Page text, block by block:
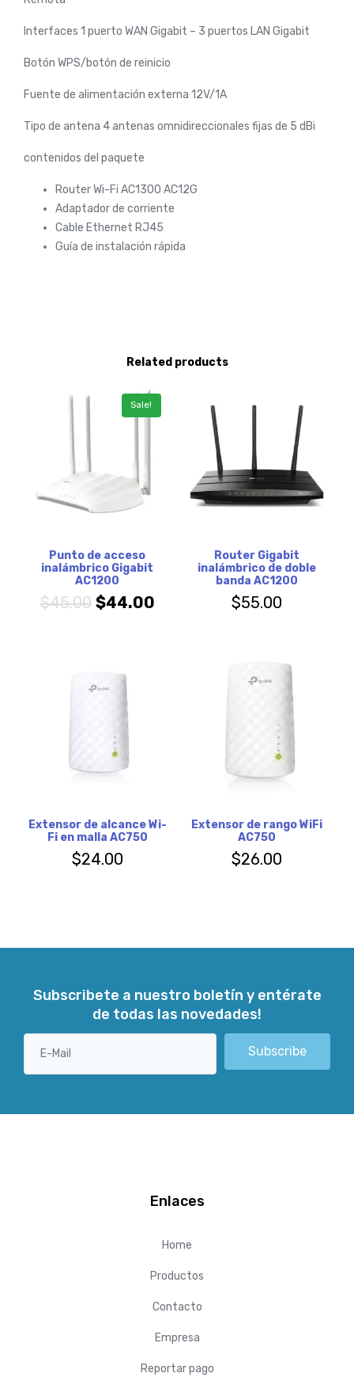
Interfaces 1 puerto WAN Gigabit – 3 puertos LAN Gigabit
Botón WPS/botón de reinicio
Fuente de alimentación externa 12V/1A
Tipo de antena 4 antenas omnidireccionales fijas de 5 dBi
contenidos del paquete
Router Wi-Fi AC1300 AC12G
Adaptador de corriente
Cable Ethernet RJ45
Guía de instalación rápida
Related products
Sale!
Punto de acceso
inalámbrico Gigabit
AC1200
$45.00 $44.00
Router Gigabit
inalámbrico de doble
banda AC1200
$55.00
Extensor de alcance Wi-
Fi en malla AC750
$24.00
Extensor de rango WiFi
AC750
$26.00
Subscribete a nuestro boletín y entérate
de todas las novedades!
Subscribe
Enlaces
Home
Productos
Contacto
Empresa
Reportar pago